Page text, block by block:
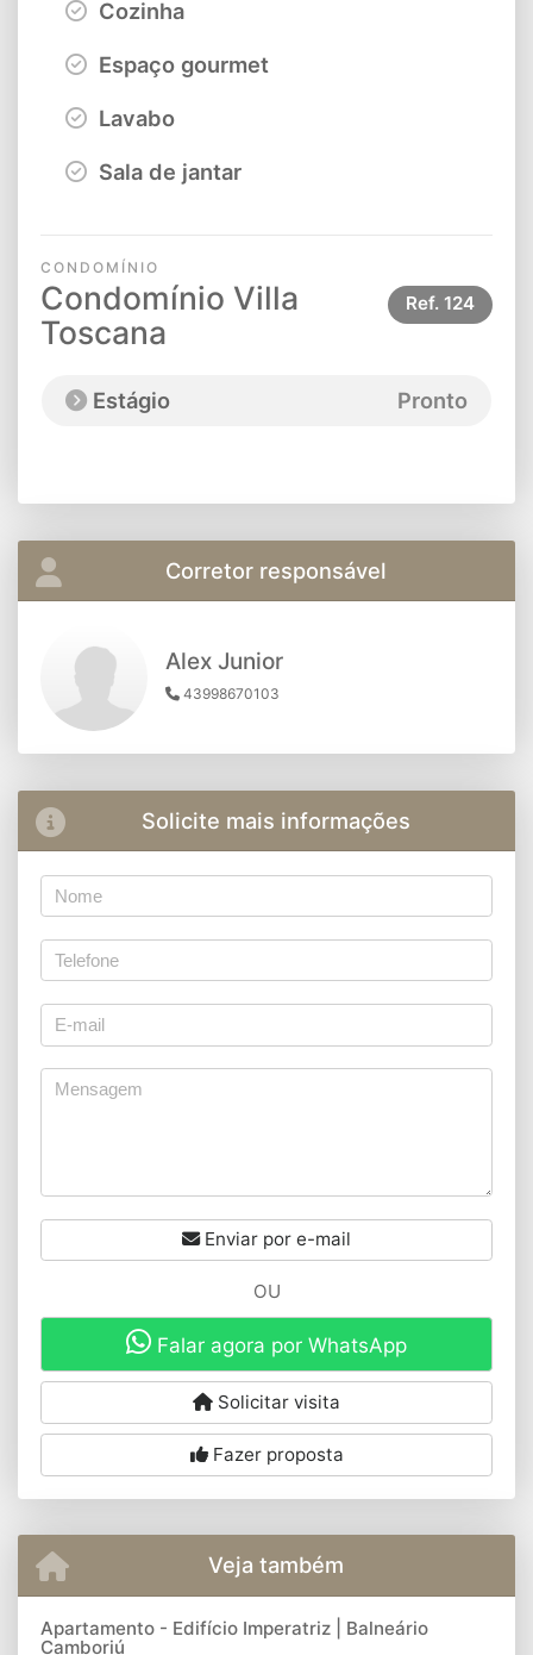
Cozinha
Espaço gourmet
Lavabo
Sala de jantar
CONDOMÍNIO
Condomínio Villa
Toscana
Ref. 124
Estágio Pronto
Corretor responsável
Alex Junior
43998670103
Solicite mais informações
Enviar por e-mail
OU
Falar agora por WhatsApp
Solicitar visita
Fazer proposta
Veja também
Apartamento - Edifício Imperatriz | Balneário
Camboriú